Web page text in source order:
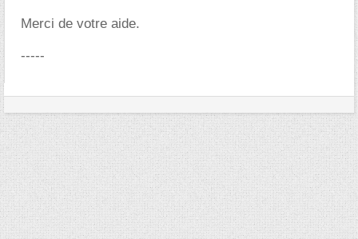
Merci de votre aide.
-----